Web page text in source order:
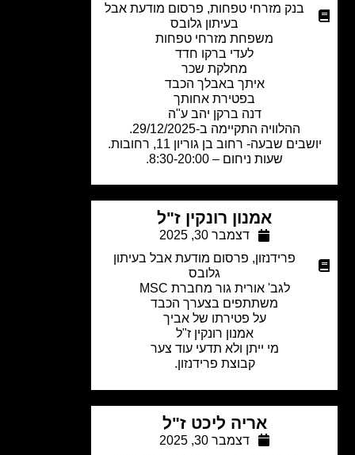
בנק מזרחי טפחות,פרסום מודעת אבל
בעיתון גלובס
משפחת מזרחי טפחות
לעדי ברקו חדד
מחלקת שכר
איתך באבלך הכבד
בפטירת אחותך
דנה ברקן יהב ע"ה
ההלוויה התקיימה ב-29/12/2025.
שבעה- רחוב בן גוריון 11, רחובות.
שעות ניחום – 8:30-20:00.
אמנון רונקין ז"ל
דצמבר 30, 2025
פרידנזון ,פרסום מודעת אבל בעיתון
לגב' אורית גור מחברת MSC
משתתפים בצערך הכבד
על פטירתו של אביך
אמנון רונקין ז"ל
מי ייתן ולא תדעי עוד צער
קבוצת פרידנזון.
אריה ליכט ז"ל
דצמבר 30, 2025